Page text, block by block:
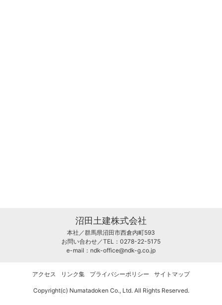
沼田土建株式会社
本社／群馬県沼田市西倉内町593
お問い合わせ／TEL：0278-22-5175
e-mail： ndk-office@ndk-g.co.jp
アクセス リンク集 プライバシーポリシー サイトマップ
Copyright(c) Numatadoken Co., Ltd. All Rights Reserved.